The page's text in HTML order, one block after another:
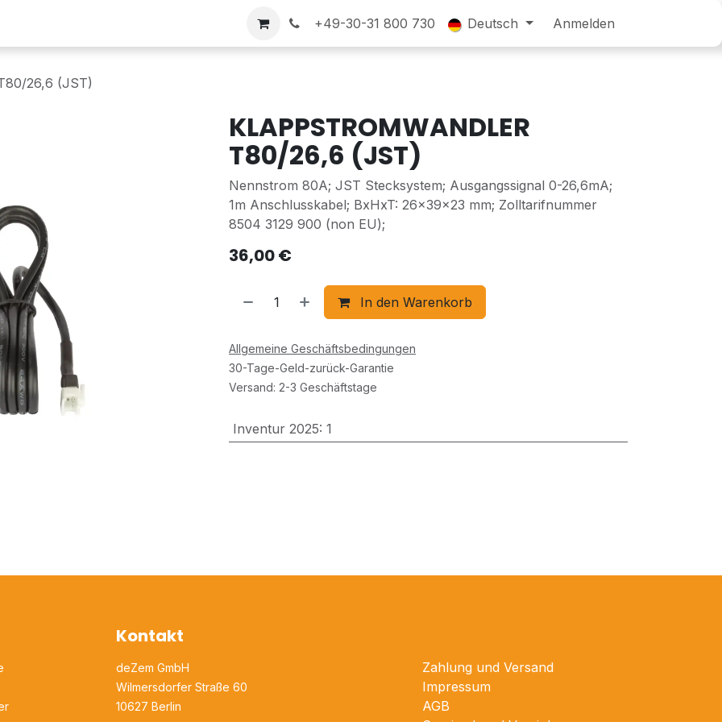
+49-30-31 800 730 Deutsch Anmelden
26,6 (JST)
KLAPPSTROMWANDLER
T80/26,6 (JST)
Nennstrom 80A; JST Stecksystem; Ausgangssignal 0-26,6mA;
1m Anschlusskabel; BxHxT: 26x39x23 mm; Zolltarifnummer
8504 3129 900 (non EU);
36,00€
In den Warenkorb
Allgemeine Geschäftsbedingungen
30-Tage-Geld-zurück-Garantie
Versand: 2-3 Geschäftstage
Inventur 2025: 1
Kontakt
deZem GmbH
Wilmersdorfer Straße 60
10627 Berlin
Zahlung und Versand
Impressum
AGB